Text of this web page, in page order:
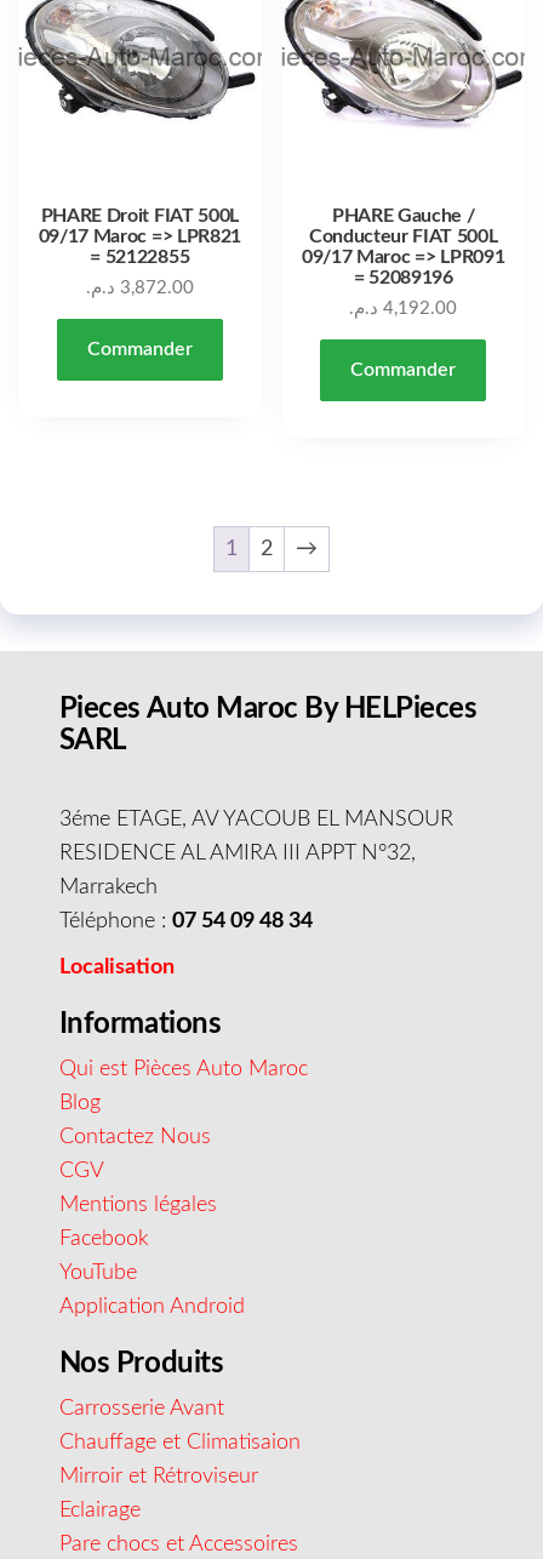
PHARE Droit FIAT 500L
09/17 Maroc => LPR821
= 52122855
3,872.00 د.م.
Commander
PHARE Gauche /
Conducteur FIAT 500L
09/17 Maroc => LPR091
= 52089196
4,192.00 د.م.
Commander
1 2 →
Pieces Auto Maroc By HELPieces
SARL
3éme ETAGE, AV YACOUB EL MANSOUR
RESIDENCE AL AMIRA III APPT N°32,
Marrakech
Téléphone : 07 54 09 48 34
Localisation
Informations
Qui est Pièces Auto Maroc
Blog
Contactez Nous
CGV
Mentions légales
Facebook
YouTube
Application Android
Nos Produits
Carrosserie Avant
Chauffage et Climatisaion
Mirroir et Rétroviseur
Eclairage
Pare chocs et Accessoires